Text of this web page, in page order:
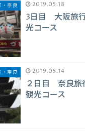
・奈良 2019.05.18
3日目 大阪旅
光コース
・奈良 2019.05.14
２日目 奈良旅
観光コース